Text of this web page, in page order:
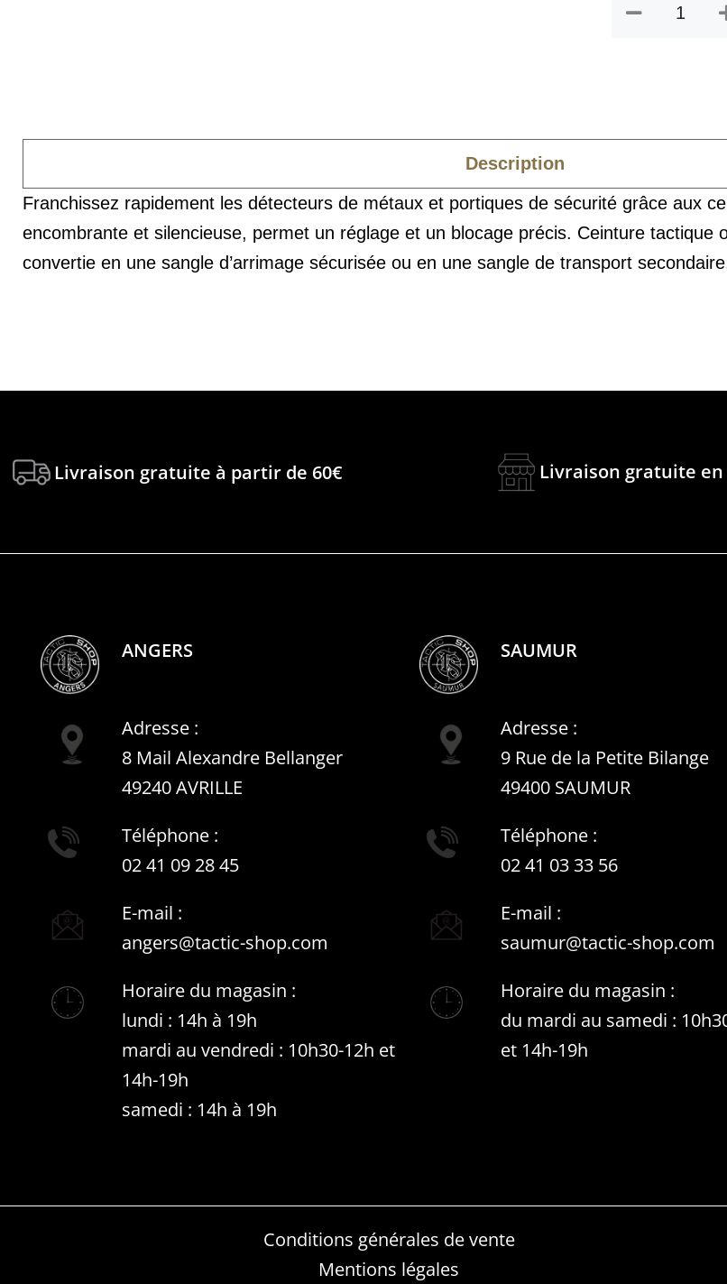
Description
Franchissez rapidement les détecteurs de métaux et portiques de sécurité grâce aux
encombrante et silencieuse, permet un réglage et un blocage précis. Ceinture
convertie en une sangle d’arrimage sécurisée ou en une sangle de transport
Livraison gratuite à partir de 60€ Livraison gratuite en
ANGERS SAUMUR
Adresse :
8 Mail Alexandre Bellanger
49240 AVRILLE
Adresse :
9 Rue de la Petite Bilange
49400 SAUMUR
Téléphone :
02 41 09 28 45
Téléphone :
02 41 03 33 56
E-mail :
angers@tactic-shop.com
E-mail :
saumur@tactic-shop.com
Horaire du magasin :
lundi : 14h à 19h
mardi au vendredi : 10h30-12h et
14h-19h
samedi : 14h à 19h
Horaire du magasin :
du mardi au samedi :
et 14h-19h
Conditions générales de vente
Mentions légales